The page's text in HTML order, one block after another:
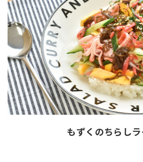
もずくのちらしラ